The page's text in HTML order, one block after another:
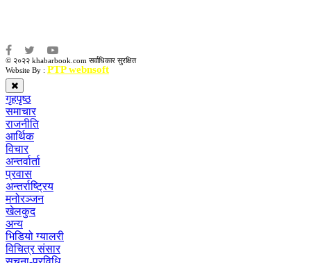
© २०२२ khabarbook.com सर्वाधिकार सुरक्षित
Website By : PTP webnsoft
गृहपृष्ठ
समाचार
राजनीति
आर्थिक
विचार
अन्तर्वार्ता
प्रवास
अन्तर्राष्ट्रिय
मनोरञ्जन
खेलकुद
अन्य
भिडियो ग्यालरी
विचित्र संसार